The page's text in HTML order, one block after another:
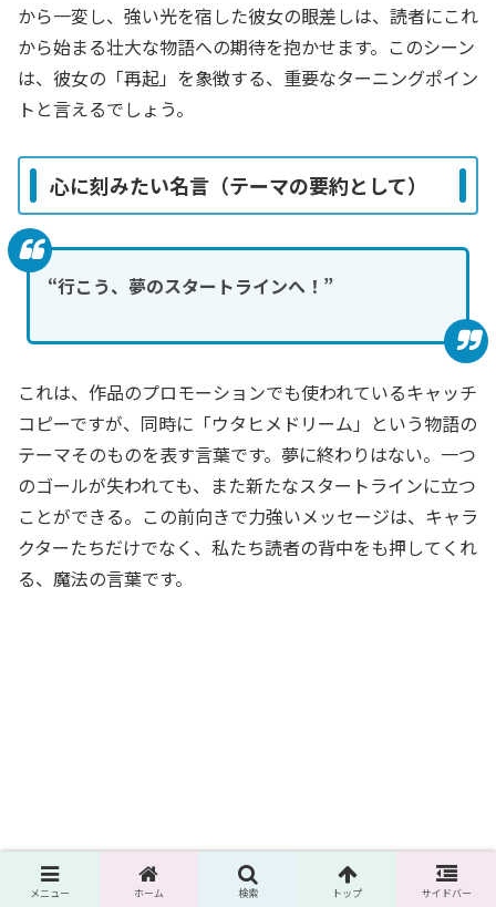
から一変し、強い光を宿した彼女の眼差しは、読者にこれ
から始まる壮大な物語への期待を抱かせます。このシーン
は、彼女の「再起」を象徴する、重要なターニングポイン
トと言えるでしょう。
心に刻みたい名言（テーマの要約として）
“行こう、夢のスタートラインへ！”
これは、作品のプロモーションでも使われているキャッチ
コピーですが、同時に「ウタヒメドリーム」という物語の
テーマそのものを表す言葉です。夢に終わりはない。一つ
のゴールが失われても、また新たなスタートラインに立つ
ことができる。この前向きで力強いメッセージは、キャラ
クターたちだけでなく、私たち読者の背中をも押してくれ
る、魔法の言葉です。
メニュー ホーム 検索 トップ サイドバー